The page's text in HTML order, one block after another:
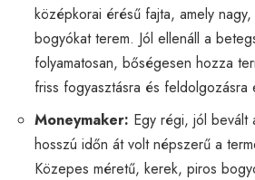
középkorai érésű fajta, amely
bogyókat terem. Jól ellenáll a
folyamatosan, bőségesen hozza
friss fogyasztásra és feldolgozásra
Moneymaker: Egy régi, jól bevált
hosszú időn át volt népszerű a
Közepes méretű, kerek, piros